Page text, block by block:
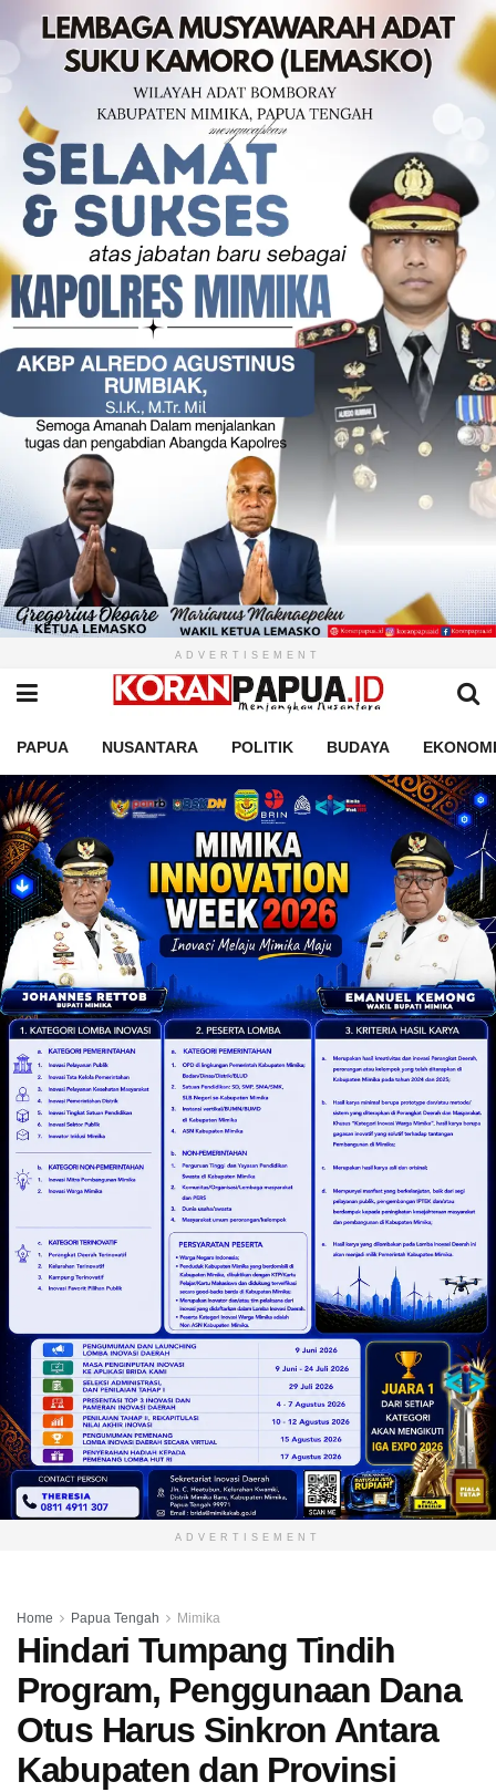
ADVERTISEMENT
PAPUA NUSANTARA POLITIK BUDAYA EKONOMI
ADVERTISEMENT
Home Papua Tengah Mimika
Hindari Tumpang Tindih
Program, Penggunaan Dana
Otus Harus Sinkron Antara
Kabupaten dan Provinsi